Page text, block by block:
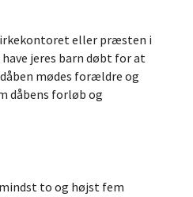
eller præsten i
jeres barn døbt for at
mødes forældre og
dåbens forløb og
to og højst fem